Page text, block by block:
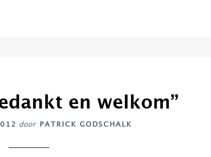
en welkom”
door PATRICK GODSCHALK